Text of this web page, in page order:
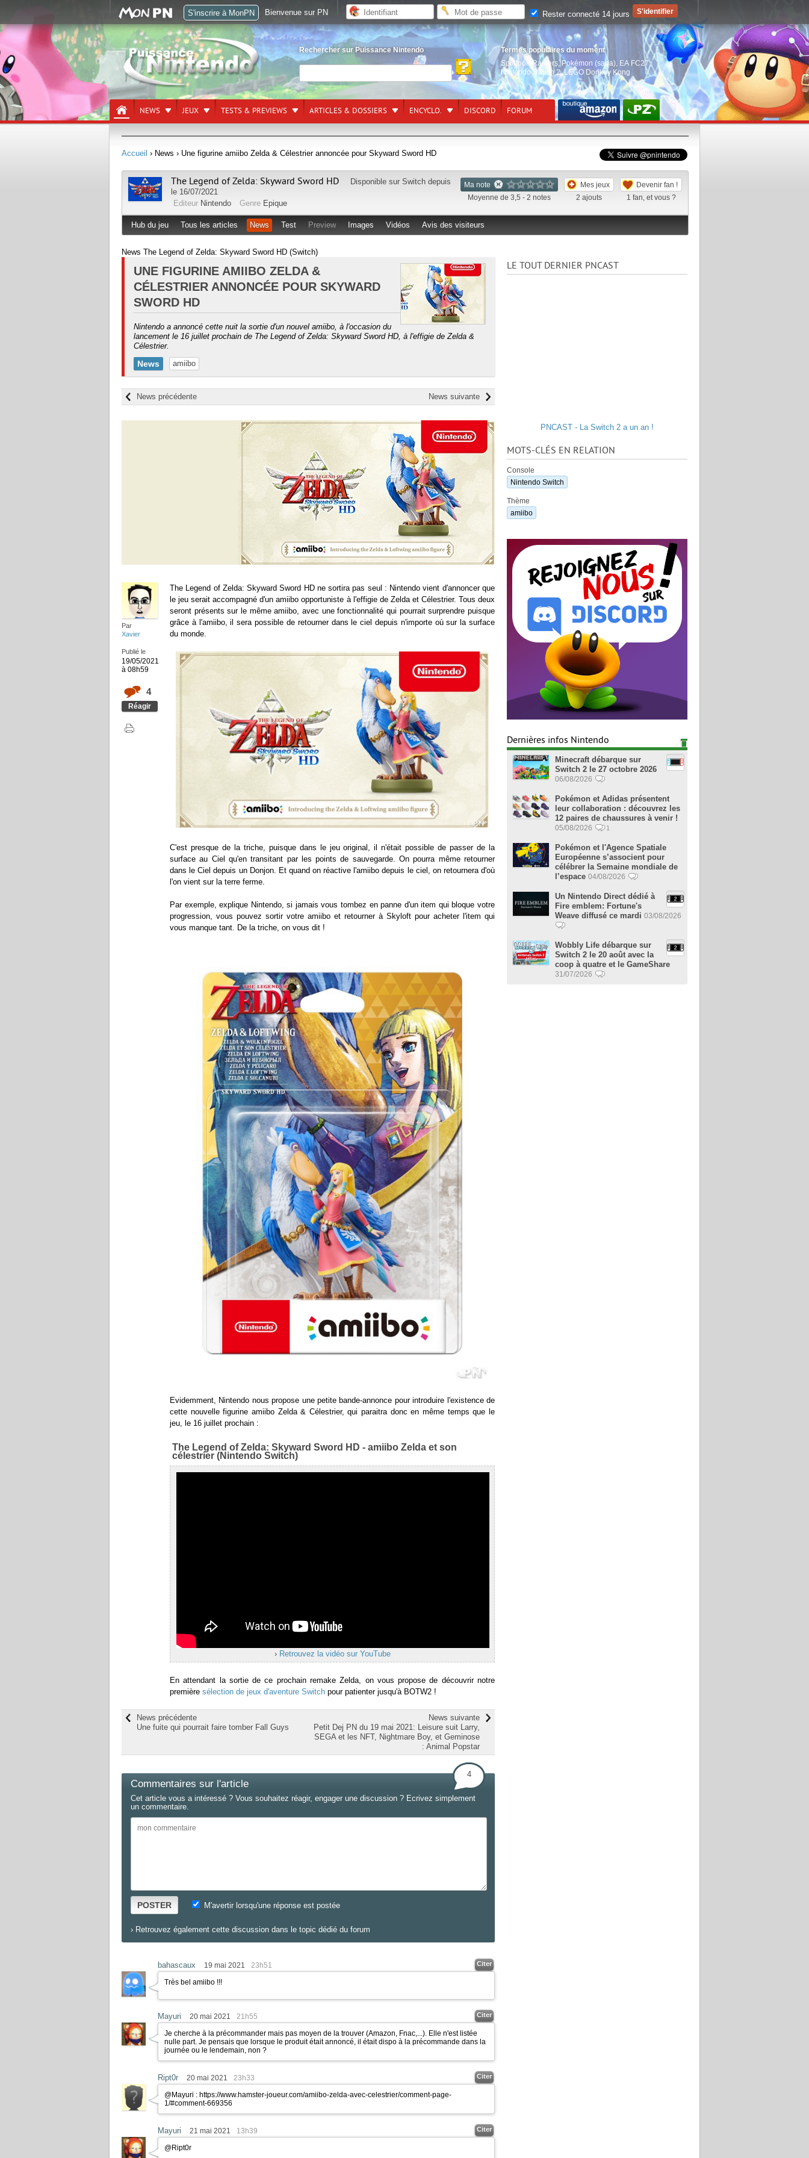
Rechercher sur Puissance Nintendo
Termes populaires du moment
Splatoon Raiders, Pokémon (saga) EA FC27,
Nintendo Switch 2,LEGO Donkey Kong
NEWS JEUX TESTS & PREVIEWS ARTICLES & DOSSIERS ENCYCLO. DISCORD FORUM
Accueil › News › Une figurine amiibo Zelda & Célestrier annoncée pour Skyward Sword HD
Ma note
Moyenne de 3,5 - 2 notes
Mes jeux
2 ajouts
Devenir fan !
1 fan, et vous ?
The Legend of Zelda: Skyward Sword HD Disponible sur Switch depuis
le 16/07/2021
Editeur Nintendo Genre Epique
Hub du jeu Tous les articles News Test Preview Images Vidéos Avis des visiteurs
News The Legend of Zelda: Skyward Sword HD (Switch)
UNE FIGURINE AMIIBO ZELDA &
CÉLESTRIER ANNONCÉE POUR SKYWARD
SWORD HD
Nintendo a annoncé cette nuit la sortie d'un nouvel amiibo, à l'occasion du
lancement le 16 juillet prochain de The Legend of Zelda: Skyward Sword HD, à l'effigie de Zelda &
Célestrier.
News amiibo
News suivante
News précédente
Par
Xavier
Publié le
19/05/2021
à 08h59
4
Réagir
The Legend of Zelda: Skyward Sword HD ne sortira pas seul : Nintendo vient d'annoncer que
le jeu serait accompagné d'un amiibo opportuniste à l'effigie de Zelda et Célestrier. Tous deux
seront présents sur le même amiibo, avec une fonctionnalité qui pourrait surprendre puisque
grâce à l'amiibo, il sera possible de retourner dans le ciel depuis n'importe où sur la surface
du monde.
C'est presque de la triche, puisque dans le jeu original, il n'était possible de passer de la
surface au Ciel qu'en transitant par les points de sauvegarde. On pourra même retourner
dans le Ciel depuis un Donjon. Et quand on réactive l'amiibo depuis le ciel, on retournera d'où
l'on vient sur la terre ferme.
Par exemple, explique Nintendo, si jamais vous tombez en panne d'un item qui bloque votre
progression, vous pouvez sortir votre amiibo et retourner à Skyloft pour acheter l'item qui
vous manque tant. De la triche, on vous dit !
Evidemment, Nintendo nous propose une petite bande-annonce pour introduire l'existence de
cette nouvelle figurine amiibo Zelda & Célestrier, qui paraitra donc en même temps que le
jeu, le 16 juillet prochain :
The Legend of Zelda: Skyward Sword HD - amiibo Zelda et son
célestrier (Nintendo Switch)
› Retrouvez la vidéo sur YouTube
En attendant la sortie de ce prochain remake Zelda, on vous propose de découvrir notre
première sélection de jeux d'aventure Switch pour patienter jusqu'à BOTW2 !
News suivante
Petit Dej PN du 19 mai 2021: Leisure suit Larry,
SEGA et les NFT, Nightmare Boy, et Geminose
: Animal Popstar
News précédente
Une fuite qui pourrait faire tomber Fall Guys
Commentaires sur l'article
4
Cet article vous a intéressé ? Vous souhaitez réagir, engager une discussion ? Ecrivez simplement
un commentaire.
POSTER M'avertir lorsqu'une réponse est postée
› Retrouvez également cette discussion dans le topic dédié du forum
bahascaux 19 mai 2021 23h51 Citer
Très bel amiibo !!!
Mayuri 20 mai 2021 21h55 Citer
Je cherche à la précommander mais pas moyen de la trouver (Amazon, Fnac,...). Elle n'est listée
nulle part. Je pensais que lorsque le produit était annoncé, il était dispo à la précommande dans la
journée ou le lendemain, non ?
Ript0r 20 mai 2021 23h33 Citer
@Mayuri : https://www.hamster-joueur.com/amiibo-zelda-avec-celestrier/comment-page-
1/#comment-669356
Mayuri 21 mai 2021 13h39 Citer
@Ript0r
LE TOUT DERNIER PNCAST
PNCAST - La Switch 2 a un an !
MOTS-CLÉS EN RELATION
Console
Nintendo Switch
Thème
amiibo
Dernières infos Nintendo
Minecraft débarque sur
Switch 2 le 27 octobre 2026
06/08/2026
Pokémon et Adidas présentent
leur collaboration : découvrez les
12 paires de chaussures à venir !
05/08/2026 1
Pokémon et l'Agence Spatiale
Européenne s’associent pour
célébrer la Semaine mondiale de
l’espace 04/08/2026
Un Nintendo Direct dédié à
Fire emblem: Fortune's
Weave diffusé ce mardi 03/08/2026
Wobbly Life débarque sur
Switch 2 le 20 août avec la
coop à quatre et le GameShare
31/07/2026
S'inscrire à MonPN Bienvenue sur PN Rester connecté 14 jours